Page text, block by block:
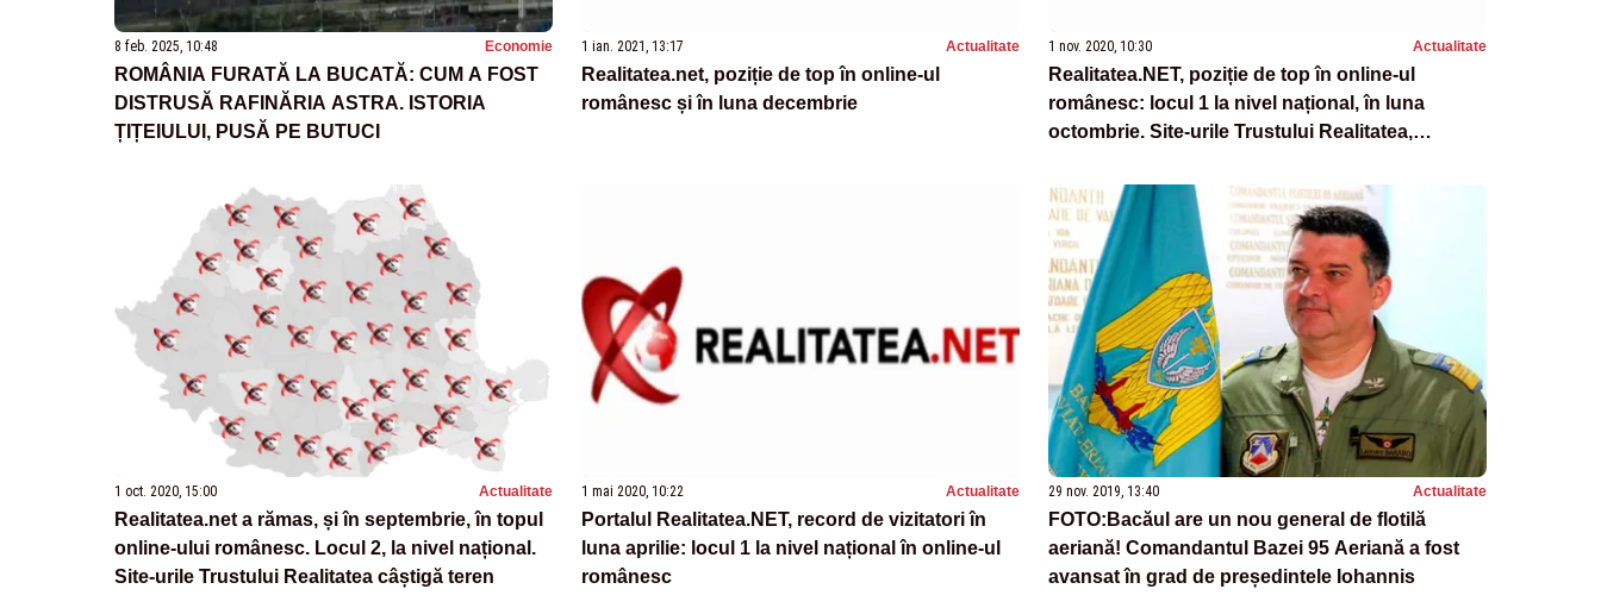
8 feb. 2025, 10:48 Economie
ROMÂNIA FURATĂ LA BUCATĂ: CUM A FOST
DISTRUSĂ RAFINĂRIA ASTRA. ISTORIA
ȚIȚEIULUI, PUSĂ PE BUTUCI
1 ian. 2021, 13:17 Actualitate
Realitatea.net, poziție de top în online-ul
românesc și în luna decembrie
1 nov. 2020, 10:30 Actualitate
Realitatea.NET, poziție de top în online-ul
românesc: locul 1 la nivel național, în luna
octombrie. Site-urile Trustului Realitatea,
1 oct. 2020, 15:00 Actualitate
Realitatea.net a rămas, și în septembrie, în topul
online-ului românesc. Locul 2, la nivel național.
Site-urile Trustului Realitatea câștigă teren
1 mai 2020, 10:22 Actualitate
Portalul Realitatea.NET, record de vizitatori în
luna aprilie: locul 1 la nivel național în online-ul
românesc
29 nov. 2019, 13:40 Actualitate
FOTO:Bacăul are un nou general de flotilă
aeriană! Comandantul Bazei 95 Aeriană a fost
avansat în grad de președintele Iohannis